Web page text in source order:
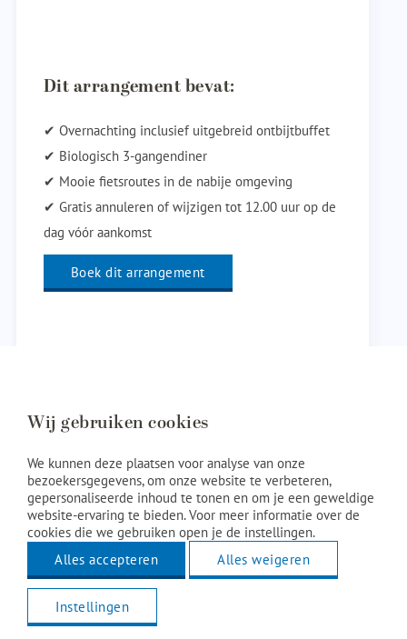
Dit arrangement bevat:
✔ Overnachting inclusief uitgebreid ontbijtbuffet
✔ Biologisch 3-gangendiner
✔ Mooie fietsroutes in de nabije omgeving
✔ Gratis annuleren of wijzigen tot 12.00 uur op de
dag vóór aankomst
Boek dit arrangement
Hotel faciliteiten
Wij gebruiken cookies
We kunnen deze plaatsen voor analyse van onze
bezoekersgegevens, om onze website te verbeteren,
gepersonaliseerde inhoud te tonen en om je een geweldige
website-ervaring te bieden. Voor meer informatie over de
cookies die we gebruiken open je de instellingen.
Alles accepteren
Alles weigeren
Instellingen